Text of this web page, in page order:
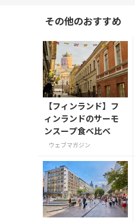
その他のおすすめ
【フィンランド】フ
ィンランドのサーモ
ンスープ食べ比べ
ウェブマガジン